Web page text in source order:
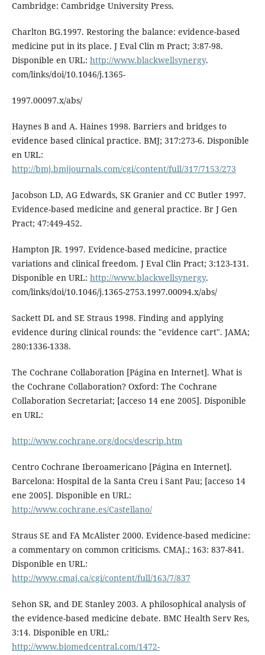
Cambridge: Cambridge University Press.
Charlton BG.1997. Restoring the balance: evidence-based
medicine put in its place. J Eval Clin m Pract; 3:87-98.
Disponible en URL: http://www.blackwellsynergy.
com/links/doi/10.1046/j.1365-
1997.00097.x/abs/
Haynes B and A. Haines 1998. Barriers and bridges to
evidence based clinical practice. BMJ; 317:273-6. Disponible
en URL:
http://bmj.bmjjournals.com/cgi/content/full/317/7153/273
Jacobson LD, AG Edwards, SK Granier and CC Butler 1997.
Evidence-based medicine and general practice. Br J Gen
Pract; 47:449-452.
Hampton JR. 1997. Evidence-based medicine, practice
variations and clinical freedom. J Eval Clin Pract; 3:123-131.
Disponible en URL: http://www.blackwellsynergy.
com/links/doi/10.1046/j.1365-2753.1997.00094.x/abs/
Sackett DL and SE Straus 1998. Finding and applying
evidence during clinical rounds: the "evidence cart". JAMA;
280:1336-1338.
The Cochrane Collaboration [Página en Internet]. What is
the Cochrane Collaboration? Oxford: The Cochrane
Collaboration Secretariat; [acceso 14 ene 2005]. Disponible
en URL:
http://www.cochrane.org/docs/descrip.htm
Centro Cochrane Iberoamericano [Página en Internet].
Barcelona: Hospital de la Santa Creu i Sant Pau; [acceso 14
ene 2005]. Disponible en URL:
http://www.cochrane.es/Castellano/
Straus SE and FA McAlister 2000. Evidence-based medicine:
a commentary on common criticisms. CMAJ.; 163: 837-841.
Disponible en URL:
http://www.cmaj.ca/cgi/content/full/163/7/837
Sehon SR, and DE Stanley 2003. A philosophical analysis of
the evidence-based medicine debate. BMC Health Serv Res,
3:14. Disponible en URL:
http://www.biomedcentral.com/1472-